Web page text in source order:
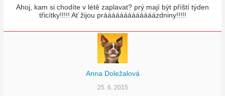
Ahoj, kam si chodíte v létě zaplavat? prý mají být příští týden
třicítky!!!!! Ať žijou prááááááááááá­áázdniny!!!!!
Anna Doležalová
25. 6. 2015